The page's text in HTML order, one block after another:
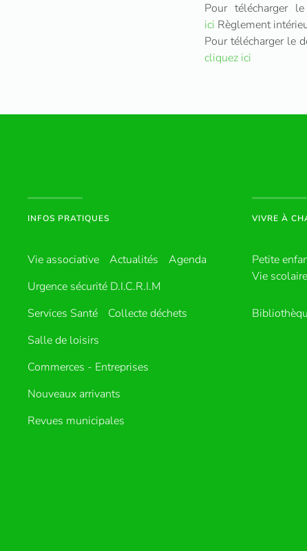
Pour télécharger
ici Règlement
Pour télécharger le
cliquez ici
INFOS PRATIQUES
Vie associative Actualités
Agenda
Urgence sécurité D.I.C.R.I.M
Services Santé
Collecte déchets
Salle de loisirs
Commerces - Entreprises
Nouveaux arrivants
Revues municipales
VIVRE À
Petite
Vie scolaire